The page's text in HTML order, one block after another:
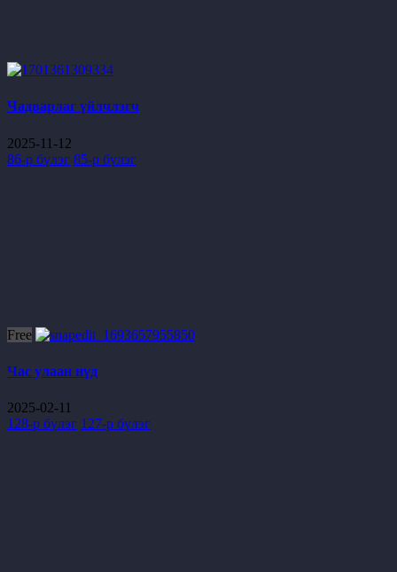
Чадварлаг үйлчлэгч
2025-11-12
86-р бүлэг 85-р бүлэг
Free
Час улаан нүд
2025-02-11
128-р бүлэг 127-р бүлэг